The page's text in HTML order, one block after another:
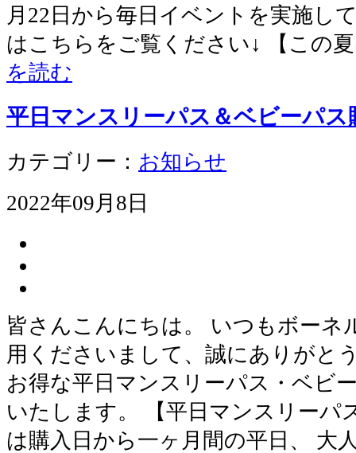
月22日から毎日イベントを実施し
はこちらをご覧ください↓ 【こ
を読む
平日マンスリーパス＆ベビーパス
カテゴリー： お知らせ
2022年09月8日
皆さんこんにちは。 いつもボーネ
用くださいまして、誠にありがと
お得な平日マンスリーパス・ベビ
いたします。 【平日マンスリーパ
は購入日から一ヶ月間の平日、 大